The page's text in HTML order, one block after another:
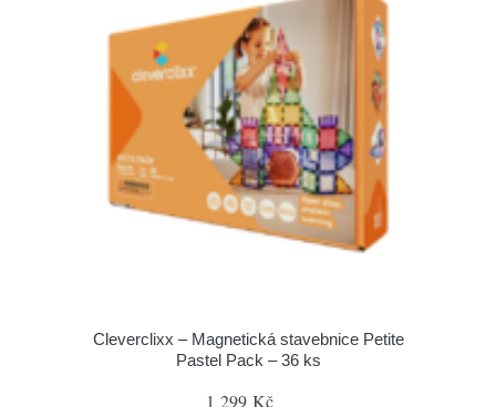
Cleverclixx – Magnetická stavebnice Petite
Pastel Pack – 36 ks
1 299 Kč